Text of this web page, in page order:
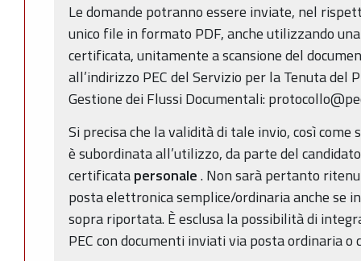
Le domande potranno essere inviate, nel
unico file in formato PDF, anche utilizzando
certificata, unitamente a scansione del
all’indirizzo PEC del Servizio per la Tenuta del
Gestione dei Flussi Documentali:
Si precisa che la validità di tale invio, così
è subordinata all’utilizzo, da parte del
certificatapersonale. Non sarà pertanto
posta elettronica semplice/ordinaria anche se
sopra riportata. È esclusa la possibilità di
PEC con documenti inviati via posta ordinaria o